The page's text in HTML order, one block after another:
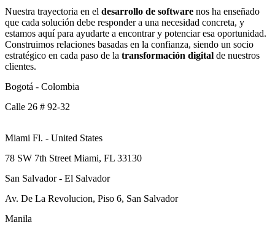
Nuestra trayectoria en el desarrollo de software nos ha enseñado
que cada solución debe responder a una necesidad concreta, y
estamos aquí para ayudarte a encontrar y potenciar esa oportunidad.
Construimos relaciones basadas en la confianza, siendo un socio
estratégico en cada paso de la transformación digital de nuestros
clientes.
Bogotá - Colombia
Calle 26 # 92-32
Miami Fl. - United States
78 SW 7th Street Miami, FL 33130
San Salvador - El Salvador
Av. De La Revolucion, Piso 6, San Salvador
Manila